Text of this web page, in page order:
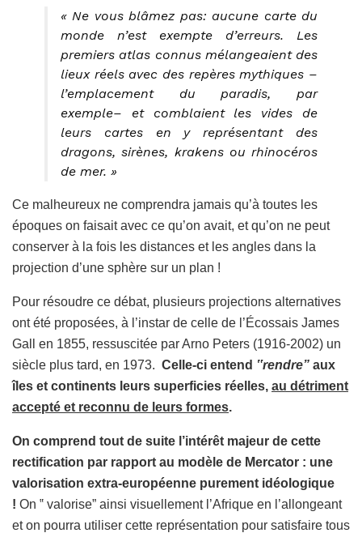
« Ne vous blâmez pas: aucune carte du
monde n’est exempte d’erreurs. Les
premiers atlas connus mélangeaient des
lieux réels avec des repères mythiques –
l’emplacement du paradis, par
exemple– et comblaient les vides de
leurs cartes en y représentant des
dragons, sirènes, krakens ou rhinocéros
de mer. »
Ce malheureux ne comprendra jamais qu’à toutes les
époques on faisait avec ce qu’on avait, et qu’on ne peut
conserver à la fois les distances et les angles dans la
projection d’une sphère sur un plan !
Pour résoudre ce débat, plusieurs projections alternatives
ont été proposées, à l’instar de celle de l’Écossais James
Gall en 1855, ressuscitée par Arno Peters (1916-2002) un
siècle plus tard, en 1973. Celle-ci entend ‟rendre” aux
îles et continents leurs superficies réelles, au détriment
accepté et reconnu de leurs formes.
On comprend tout de suite l’intérêt majeur de cette
rectification par rapport au modèle de Mercator : une
valorisation extra-européenne purement idéologique
! On ‟ valorise” ainsi visuellement l’Afrique en l’allongeant
et on pourra utiliser cette représentation pour satisfaire tous